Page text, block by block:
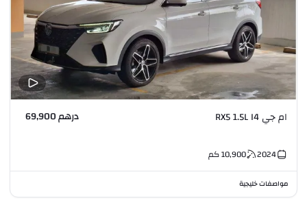
ام جي RX5 1.5L I4 درهم 69,900
2024
10,900كم
مواصفات خليجية